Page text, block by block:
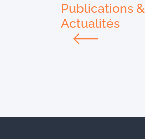
Publications &
Actualités